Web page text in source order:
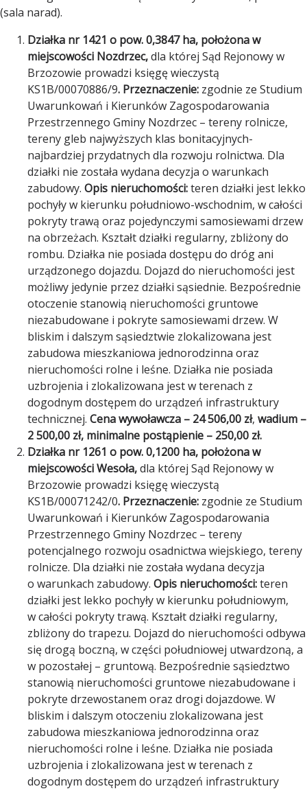
(sala narad).
Działka nr 1421 o pow. 0,3847 ha, położona w
miejscowości Nozdrzec,dla której Sąd Rejonowy w
Brzozowie prowadzi księgę wieczystą
KS1B/00070886/9. Przeznaczenie: zgodnie ze Studium
Uwarunkowań i Kierunków Zagospodarowania
Przestrzennego Gminy Nozdrzec – tereny rolnicze,
tereny gleb najwyższych klas bonitacyjnych-
najbardziej przydatnych dla rozwoju rolnictwa. Dla
działki nie została wydana decyzja o warunkach
zabudowy. Opis nieruchomości:teren działki jest lekko
pochyły w kierunku południowo-wschodnim, w całości
pokryty trawą oraz pojedynczymi samosiewami drzew
na obrzeżach. Kształt działki regularny, zbliżony do
rombu. Działka nie posiada dostępu do dróg ani
urządzonego dojazdu. Dojazd do nieruchomości jest
możliwy jedynie przez działki sąsiednie. Bezpośrednie
otoczenie stanowią nieruchomości gruntowe
niezabudowane i pokryte samosiewami drzew. W
bliskim i dalszym sąsiedztwie zlokalizowana jest
zabudowa mieszkaniowa jednorodzinna oraz
nieruchomości rolne i leśne. Działka nie posiada
uzbrojenia i zlokalizowana jest w terenach z
dogodnym dostępem do urządzeń infrastruktury
technicznej. Cena wywoławcza – 24 506,00 zł, wadium –
2 500,00 zł, minimalne postąpienie – 250,00 zł.
Działka nr 1261 o pow. 0,1200 ha, położona w
miejscowości Wesoła,dla której Sąd Rejonowy w
Brzozowie prowadzi księgę wieczystą
KS1B/00071242/0. Przeznaczenie: zgodnie ze Studium
Uwarunkowań i Kierunków Zagospodarowania
Przestrzennego Gminy Nozdrzec – tereny
potencjalnego rozwoju osadnictwa wiejskiego, tereny
rolnicze. Dla działki nie została wydana decyzja
o warunkach zabudowy. Opis nieruchomości:teren
działki jest lekko pochyły w kierunku południowym,
w całości pokryty trawą. Kształt działki regularny,
zbliżony do trapezu. Dojazd do nieruchomości odbywa
się drogą boczną, w części południowej utwardzoną, a
w pozostałej – gruntową. Bezpośrednie sąsiedztwo
stanowią nieruchomości gruntowe niezabudowane i
pokryte drzewostanem oraz drogi dojazdowe. W
bliskim i dalszym otoczeniu zlokalizowana jest
zabudowa mieszkaniowa jednorodzinna oraz
nieruchomości rolne i leśne. Działka nie posiada
uzbrojenia i zlokalizowana jest w terenach z
dogodnym dostępem do urządzeń infrastruktury